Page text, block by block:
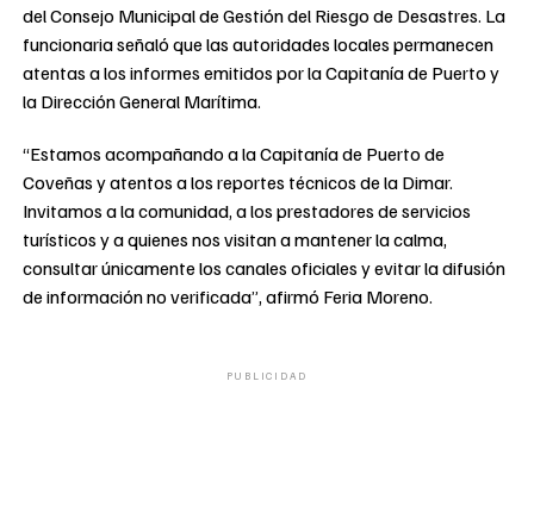
del Consejo Municipal de Gestión del Riesgo de Desastres. La
funcionaria señaló que las autoridades locales permanecen
atentas a los informes emitidos por la Capitanía de Puerto y
la Dirección General Marítima.
“Estamos acompañando a la Capitanía de Puerto de
Coveñas y atentos a los reportes técnicos de la Dimar.
Invitamos a la comunidad, a los prestadores de servicios
turísticos y a quienes nos visitan a mantener la calma,
consultar únicamente los canales oficiales y evitar la difusión
de información no verificada”, afirmó Feria Moreno.
PUBLICIDAD